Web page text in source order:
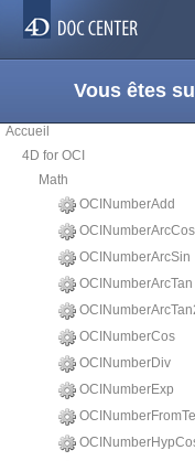
Vous êtes
Accueil
4D for OCI
Math
OCINumberAdd
OCINumberArcCos
OCINumberArcSin
OCINumberArcTan
OCINumberCos
OCINumberDiv
OCINumberExp